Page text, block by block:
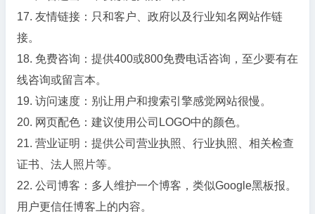
17. 友情链接：只和客户、政府以及行业知名网站作链
接。
18. 免费咨询：提供400或800免费电话咨询，至少要有在
线咨询或留言本。
19. 访问速度：别让用户和搜索引擎感觉网站很慢。
20. 网页配色：建议使用公司LOGO中的颜色。
21. 营业证明：提供公司营业执照、行业执照、相关检查
证书、法人照片等。
22. 公司博客：多人维护一个博客，类似Google黑板报。
用户更信任博客上的内容。